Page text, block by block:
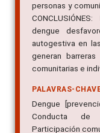
dengue
autogestiva en
generan
comunitarias e
Dengue
Conducta de
Participación